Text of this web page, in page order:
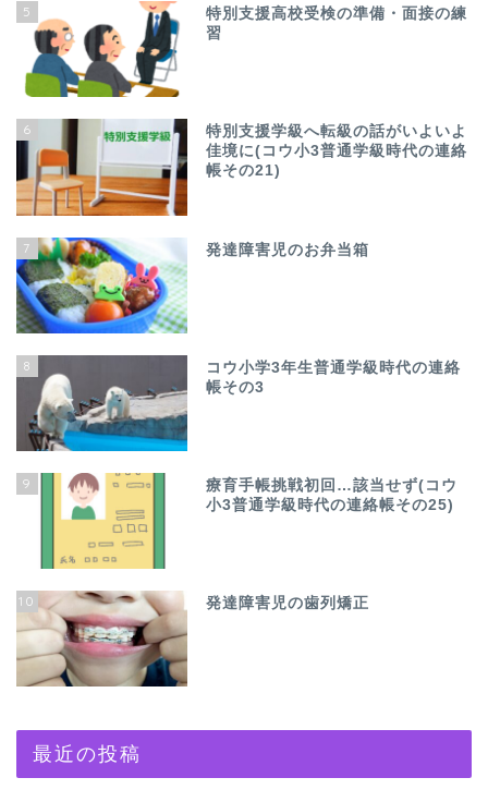
5
特別支援高校受検の準備・面接の練
習
6
特別支援学級へ転級の話がいよいよ
佳境に(コウ小3普通学級時代の連絡
帳その21)
7 発達障害児のお弁当箱
8
コウ小学3年生普通学級時代の連絡
帳その3
9
療育手帳挑戦初回…該当せず(コウ
小3普通学級時代の連絡帳その25)
10 発達障害児の歯列矯正
最近の投稿